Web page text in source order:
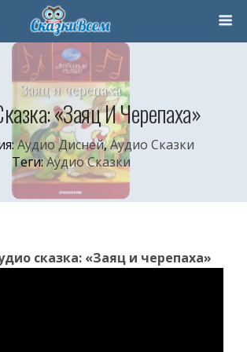
«Заяц И Черепаха»
Аудио Дисней,Аудио Сказки
Теги:Аудио Сказки
сказка: «Заяц и черепаха»